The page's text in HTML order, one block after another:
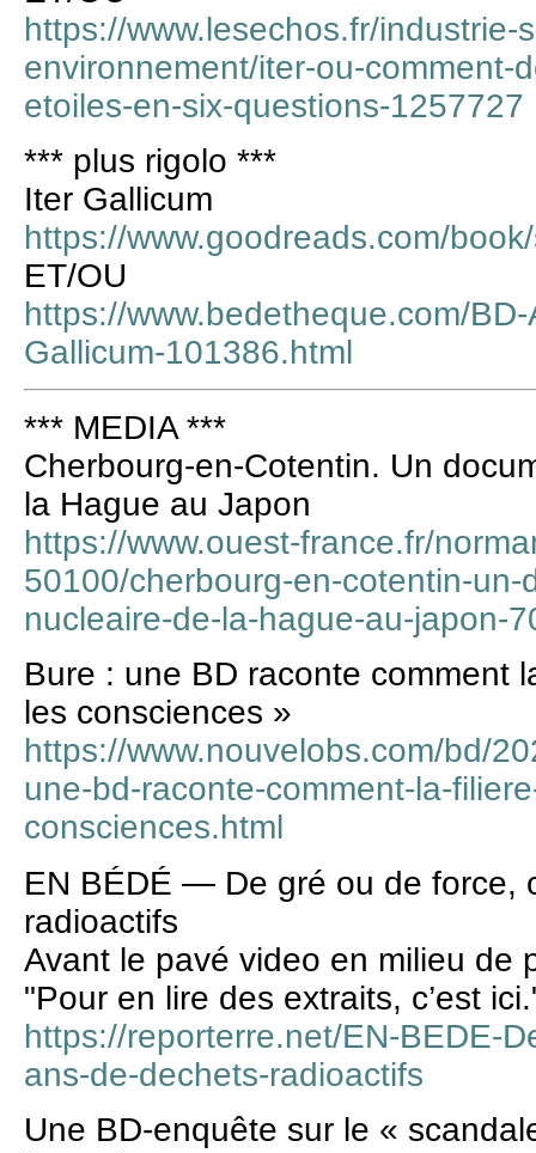
https://www.lesechos.fr/industrie-
environnement/iter-ou-comment-
etoiles-en-six-questions-1257727
*** plus rigolo ***
Iter Gallicum
https://www.goodreads.com/
ET/OU
https://www.bedetheque.com/
Gallicum-101386.html
*** MEDIA ***
Cherbourg-en-Cotentin. Un
la Hague au Japon
https://www.ouest-france.fr/
50100/cherbourg-en-cotentin-un-
nucleaire-de-la-hague-au-japon-
Bure : une BD raconte comment
les consciences »
https://www.nouvelobs.com/bd/
une-bd-raconte-comment-la-
consciences.html
EN BÉDÉ — De gré ou de force,
radioactifs
Avant le pavé video en milieu de
"Pour en lire des extraits, c’est
https://reporterre.net/EN-BEDE-
ans-de-dechets-radioactifs
Une BD-enquête sur le «